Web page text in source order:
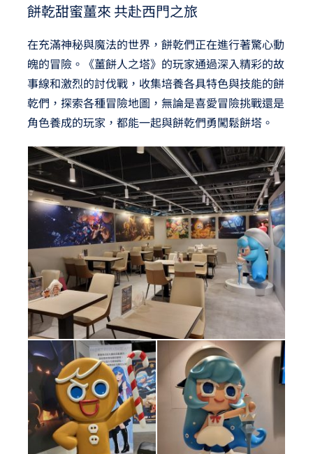
餅乾甜蜜薑來 共赴西門之旅
在充滿神秘與魔法的世界，餅乾們正在進行著驚心動
魄的冒險。《薑餅人之塔》的玩家通過深入精彩的故
事線和激烈的討伐戰，收集培養各具特色與技能的餅
乾們，探索各種冒險地圖，無論是喜愛冒險挑戰還是
角色養成的玩家，都能一起與餅乾們勇闖鬆餅塔。